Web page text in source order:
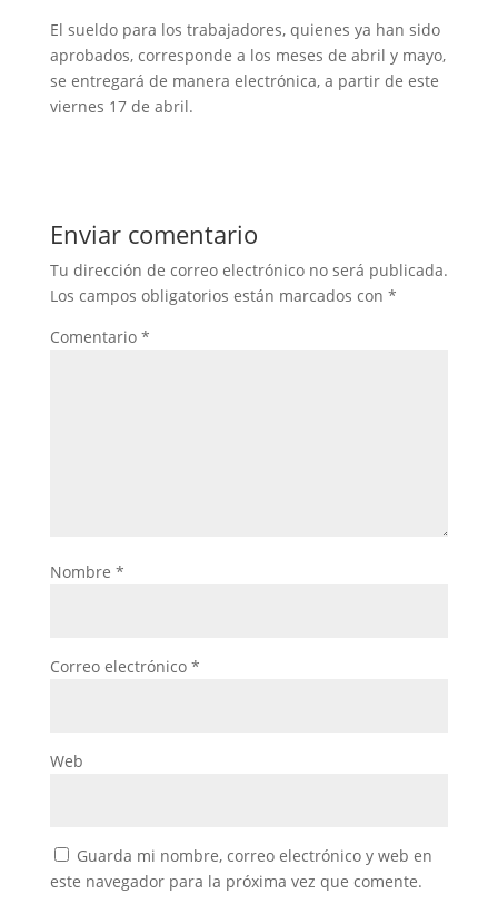
El sueldo para los trabajadores, quienes ya han sido
aprobados, corresponde a los meses de abril y mayo,
se entregará de manera electrónica, a partir de este
viernes 17 de abril.
Enviar comentario
Tu dirección de correo electrónico no será publicada.
Los campos obligatorios están marcados con *
Comentario *
Nombre *
Correo electrónico *
Web
Guarda mi nombre, correo electrónico y web en
este navegador para la próxima vez que comente.